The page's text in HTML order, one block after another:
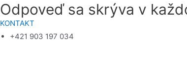
Odpoveď sa skrýva v
KONTAKT
+421 903 197 034